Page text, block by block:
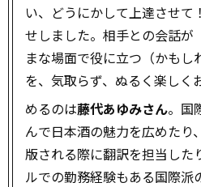
い、どうにかして上達させて
せしました。相手との会話が
まな場面で役に立つ（かもし
を、気取らず、ぬるく楽しく
めるのは藤代あゆみさん。国
んで日本酒の魅力を広めたり
版される際に翻訳を担当した
ルでの勤務経験もある国際派